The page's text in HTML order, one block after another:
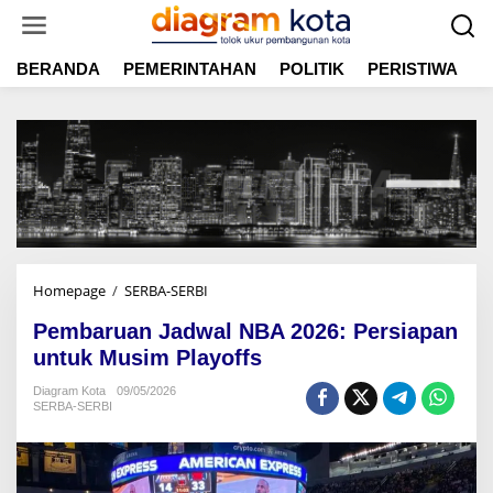
t
BERANDA PEMERINTAHAN POLITIK PERISTIWA
Homepage / SERBA-SERBI
m
b
a
n
J
Pembaruan Jadwal NBA 2026: Persiapan
untuk Musim Playoffs
Diagram Kota
09/05/2026
SERBA-SERBI